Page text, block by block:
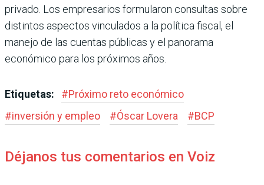
privado. Los empresarios formula­ron consultas sobre
distin­tos aspectos vinculados a la política fiscal, el
manejo de las cuentas públicas y el panorama
económico para los próximos años.
Etiquetas: #Próximo reto económico
#inversión y empleo #Óscar Lovera #BCP
Déjanos tus comentarios en Voiz